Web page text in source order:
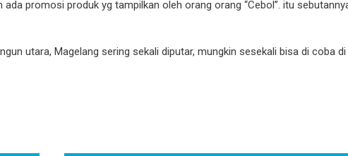
promosi produk yg tampilkan oleh orang orang “Cebol”. itu
utara, Magelang sering sekali diputar, mungkin sesekali bisa di coba di